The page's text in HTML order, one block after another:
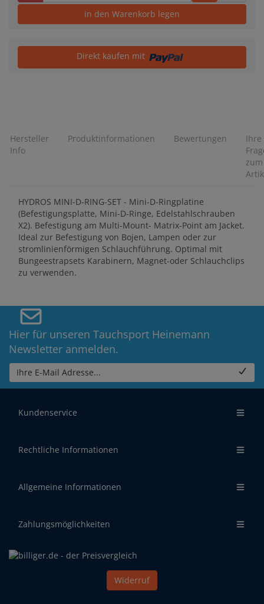
in den Warenkorb legen
Direkt kaufen mit
Hersteller
Info
Produktinformationen Bewertungen
Ihre
zum
HYDROS MINI-D-RING-SET - Mini-D-Ringplatine
(Befestigungsplatte, Mini-D-Ringe, Edelstahlschrauben
X2). Befestigung am Multi-Mount- Matrix-Point am Jacket.
Ideal zur Befestigung von Bojen, Lampen oder zur
stromlinienförmigen Schlauchführung. Optimal mit
Bungeestrapsets Karabinern, Magnet-oder Schlauchclips
zu verwenden.
Hier für unseren Tauchsport Heinemann
Newsletter anmelden.
Ihre E-Mail Adresse...
Kundenservice
Rechtliche Informationen
Allgemeine Informationen
Zahlungsmöglichkeiten
Widerruf